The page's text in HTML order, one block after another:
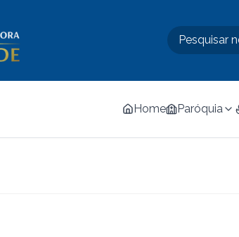
Home Paróquia